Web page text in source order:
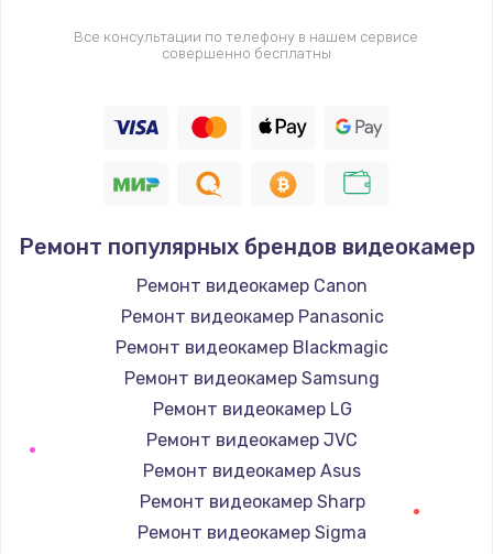
Все консультации по телефону в нашем сервисе
совершенно бесплатны
Ремонт популярных брендов видеокамер
Ремонт видеокамер Canon
Ремонт видеокамер Panasonic
Ремонт видеокамер Blackmagic
Ремонт видеокамер Samsung
Ремонт видеокамер LG
Ремонт видеокамер JVC
Ремонт видеокамер Asus
Ремонт видеокамер Sharp
Ремонт видеокамер Sigma